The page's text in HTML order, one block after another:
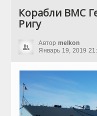
Корабли ВМС
Ригу
Автор melkon
Январь 19, 2019